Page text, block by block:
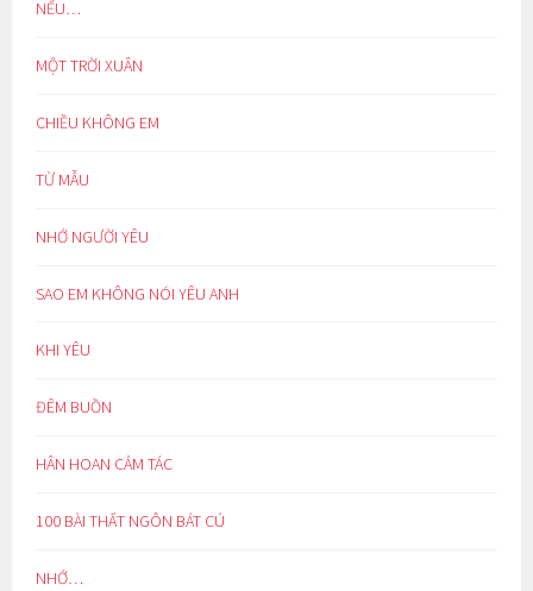
NẾU…
MỘT TRỜI XUÂN
CHIỀU KHÔNG EM
TỪ MẪU
NHỚ NGƯỜI YÊU
SAO EM KHÔNG NÓI YÊU ANH
KHI YÊU
ĐÊM BUỒN
HÂN HOAN CẢM TÁC
100 BÀI THẤT NGÔN BÁT CÚ
NHỚ…